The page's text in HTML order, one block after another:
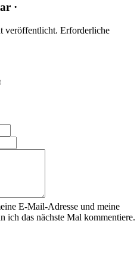
·
veröffentlicht. Erforderliche
E-Mail-Adresse und meine
ich das nächste Mal kommentiere.